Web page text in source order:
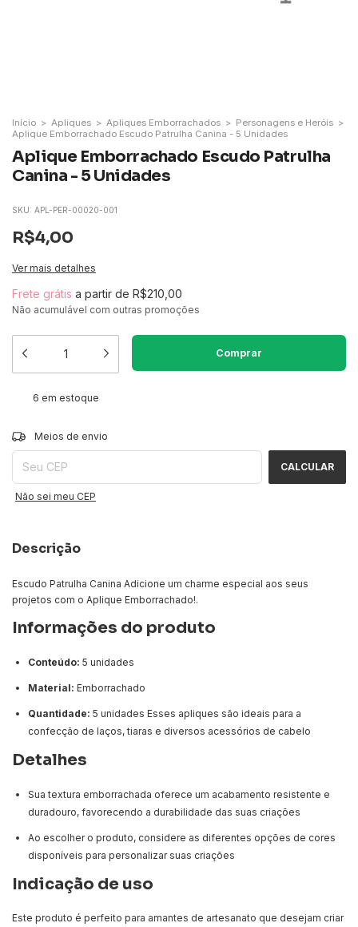
Início > Apliques > Apliques Emborrachados > Personagens e Heróis >
Aplique Emborrachado Escudo Patrulha Canina - 5 Unidades
Aplique Emborrachado Escudo Patrulha
Canina - 5 Unidades
SKU: APL-PER-00020-001
R$4,00
Ver mais detalhes
Frete grátis a partir de R$210,00
Não acumulável com outras promoções
6 em estoque
Entregas para o CEP:
Meios de envio
CALCULAR
Não sei meu CEP
Descrição
Escudo Patrulha Canina Adicione um charme especial aos seus
projetos com o Aplique Emborrachado!.
Informações do produto
Conteúdo: 5 unidades
Material: Emborrachado
Quantidade: 5 unidades Esses apliques são ideais para a
confecção de laços, tiaras e diversos acessórios de cabelo
Detalhes
Sua textura emborrachada oferece um acabamento resistente e
duradouro, favorecendo a durabilidade das suas criações
Ao escolher o produto, considere as diferentes opções de cores
disponíveis para personalizar suas criações
Indicação de uso
Este produto é perfeito para amantes de artesanato que desejam criar